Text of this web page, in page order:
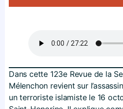
Dans cette 123e Revue de la
Mélenchon revient sur
un terroriste islamiste le 16